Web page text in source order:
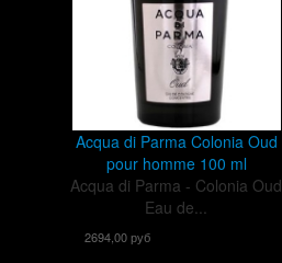
Acqua di Parma Colonia Oud
pour homme 100 ml
Acqua di Parma - Colonia Oud
Eau de...
2694,00 руб